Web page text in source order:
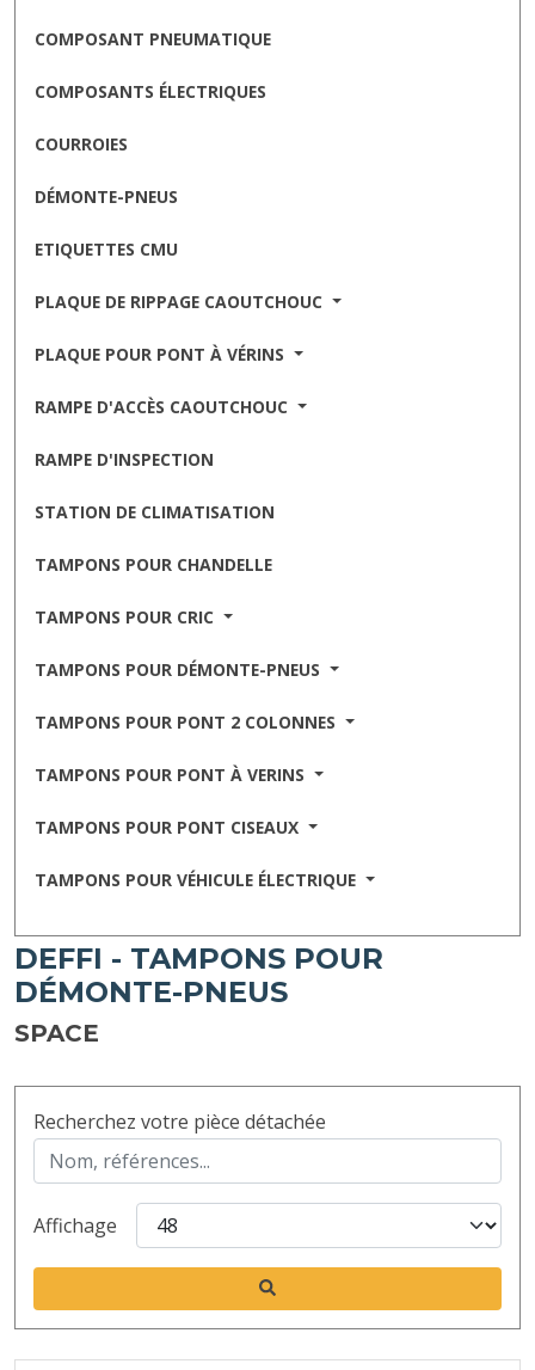
COMPOSANT PNEUMATIQUE
COMPOSANTS ÉLECTRIQUES
COURROIES
DÉMONTE-PNEUS
ETIQUETTES CMU
PLAQUE DE RIPPAGE CAOUTCHOUC
PLAQUE POUR PONT À VÉRINS
RAMPE D'ACCÈS CAOUTCHOUC
RAMPE D'INSPECTION
STATION DE CLIMATISATION
TAMPONS POUR CHANDELLE
TAMPONS POUR CRIC
TAMPONS POUR DÉMONTE-PNEUS
TAMPONS POUR PONT 2 COLONNES
TAMPONS POUR PONT À VERINS
TAMPONS POUR PONT CISEAUX
TAMPONS POUR VÉHICULE ÉLECTRIQUE
DEFFI - TAMPONS POUR
DÉMONTE-PNEUS
SPACE
Recherchez votre pièce détachée
Affichage